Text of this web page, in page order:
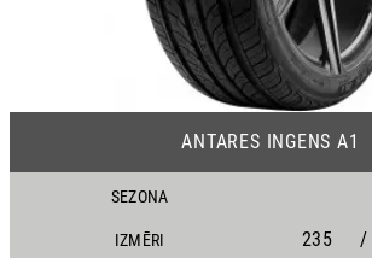
ANTARES INGENS A1
SEZONA
IZMĒRI 235 /